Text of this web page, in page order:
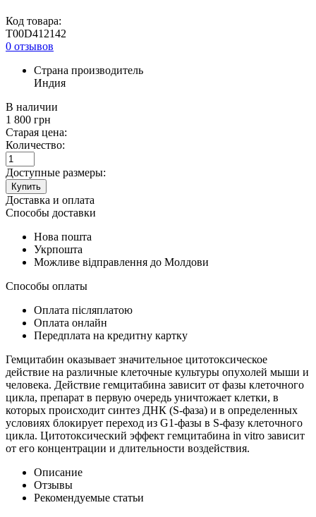
Код товара:
T00D412142
0 отзывов
Страна производитель
Индия
В наличии
1 800 грн
Старая цена:
Количество:
Доступные размеры:
Купить
Доставка и оплата
Способы доставки
Нова пошта
Укрпошта
Можливе відправлення до Молдови
Способы оплаты
Оплата післяплатою
Оплата онлайн
Передплата на кредитну картку
Гемцитабин оказывает значительное цитотоксическое
действие на различные клеточные культуры опухолей мыши и
человека. Действие гемцитабина зависит от фазы клеточного
цикла, препарат в первую очередь уничтожает клетки, в
которых происходит синтез ДНК (S-фаза) и в определенных
условиях блокирует переход из G1-фазы в S-фазу клеточного
цикла. Цитотоксический эффект гемцитабина in vitro зависит
от его концентрации и длительности воздействия.
Описание
Отзывы
Рекомендуемые статьи